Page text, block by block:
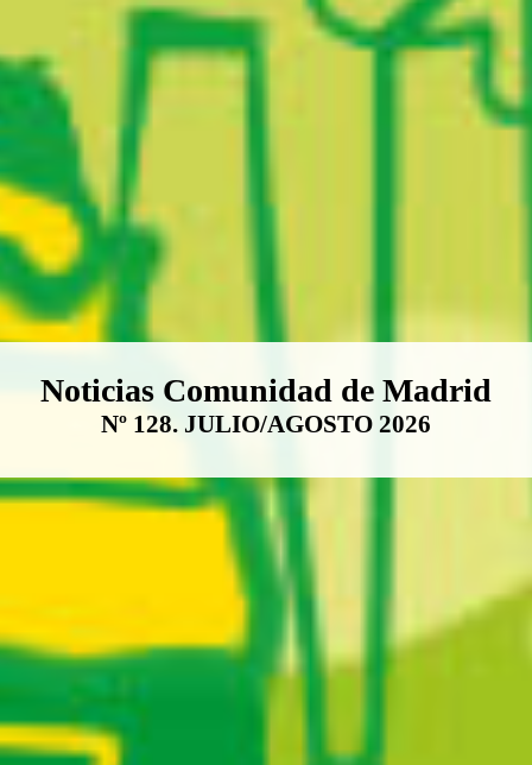
Boletín Noticias Comunidad de
Noticias Comunidad de Madrid
Nº 128. JULIO/AGOSTO 2026